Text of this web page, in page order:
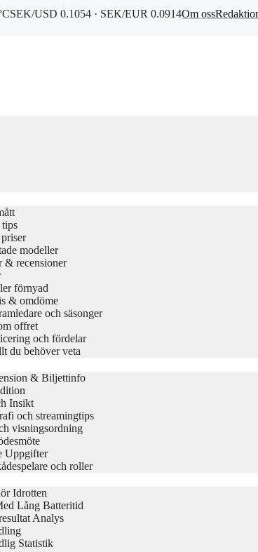
SEK/USD 0.1054 · SEK/EUR 0.0914Om oss
modeller
& recensioner
förnyad
& omdöme
och säsonger
offret
och fördelar
du behöver veta
& Biljettinfo
Insikt
och streamingtips
visningsordning
Uppgifter
och roller
Idrotten
Lång Batteritid
Analys
Statistik